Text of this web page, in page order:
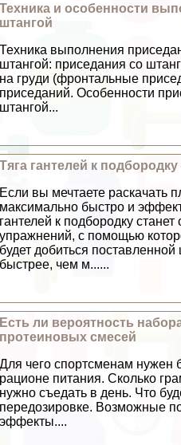
Техника и особенности
штангой
Техника выполнения
штангой: приседания со
на гpyди (фронтальные
приседаний. Особенности
штангой...
Тяга гантелей к
Если вы мечтаете раскачать
максимально быстро и
гантелей к подбородку станет
упражнений, с помощью
будет добиться поставленной
быстрее, чем м......
Есть ли вероятность
протеиновых смесей
Для чего спортсменам нужен
рационе питания. Сколько
нужно съедать в день. Что
передозировке. Возможные
эффекты....